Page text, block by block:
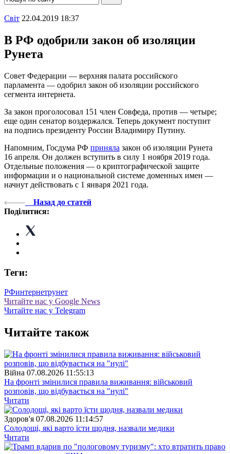
Свiт 22.04.2019 18:37
В РФ одобрили закон об изоляции
Рунета
Совет Федерации — верхняя палата российского
парламента — одобрил закон об изоляции российского
сегмента интернета.
За закон проголосовал 151 член Совфеда, против — четыре;
еще один сенатор воздержался. Теперь документ поступит
на подпись президенту России Владимиру Путину.
Напомним, Госдума РФ приняла закон об изоляции Рунета
16 апреля. Он должен вступить в силу 1 ноября 2019 года.
Отдельные положения — о криптографической защите
информации и о национальной системе доменных имен —
начнут действовать с 1 января 2021 года.
Назад до статей
Поділитися:
Теги:
РФинтернетрунет
Читайте нас у Google News
Читайте нас у Telegram
Читайте також
Війна 07.08.2026 11:55:13
На фронті змінилися правила виживання: військовий
розповів, що відбувається на "нулі"
Читати
Здоров'я 07.08.2026 11:14:57
Солодощі, які варто їсти щодня, назвали медики
Читати